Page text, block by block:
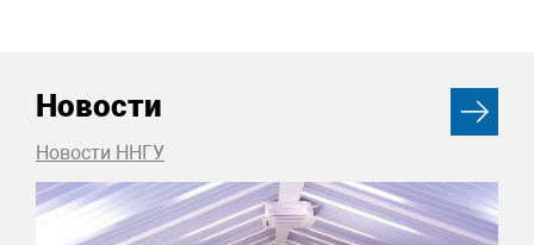
Новости
Новости ННГУ